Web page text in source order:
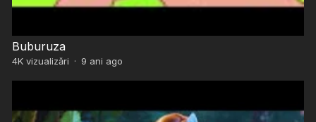
Buburuza
4Kvizualizări · 9 ani ago